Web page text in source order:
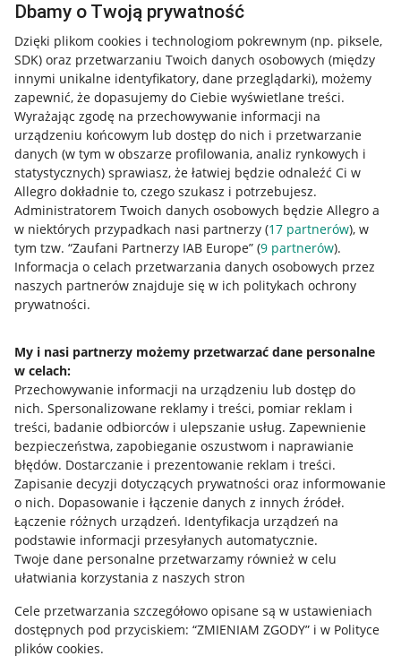
Dbamy o Twoją prywatność
Dzięki plikom cookies i technologiom pokrewnym (np. piksele,
SDK) oraz przetwarzaniu Twoich danych osobowych (między
innymi unikalne identyfikatory, dane przeglądarki), możemy
zapewnić, że dopasujemy do Ciebie wyświetlane treści.
Wyrażając zgodę na przechowywanie informacji na
urządzeniu końcowym lub dostęp do nich i przetwarzanie
danych (w tym w obszarze profilowania, analiz rynkowych i
statystycznych) sprawiasz, że łatwiej będzie odnaleźć Ci w
Allegro dokładnie to, czego szukasz i potrzebujesz.
Administratorem Twoich danych osobowych będzie Allegro a
w niektórych przypadkach nasi partnerzy (17 partnerów), w
tym tzw. “Zaufani Partnerzy IAB Europe” (9 partnerów).
Informacja o celach przetwarzania danych osobowych przez
naszych partnerów znajduje się w ich politykach ochrony
prywatności.
My i nasi partnerzy możemy przetwarzać dane personalne
w celach:
Przechowywanie informacji na urządzeniu lub dostęp do
nich. Spersonalizowane reklamy i treści, pomiar reklam i
treści, badanie odbiorców i ulepszanie usług. Zapewnienie
bezpieczeństwa, zapobieganie oszustwom i naprawianie
błędów. Dostarczanie i prezentowanie reklam i treści.
Zapisanie decyzji dotyczących prywatności oraz informowanie
o nich. Dopasowanie i łączenie danych z innych źródeł.
Łączenie różnych urządzeń. Identyfikacja urządzeń na
podstawie informacji przesyłanych automatycznie.
Twoje dane personalne przetwarzamy również w celu
ułatwiania korzystania z naszych stron
Cele przetwarzania szczegółowo opisane są w ustawieniach
dostępnych pod przyciskiem: “ZMIENIAM ZGODY” i w Polityce
plików cookies.
Przydatne informacje
Jak to działa
Allegro Gadane dla sprzedających
Allegro Gadane dla kupujących
Mapa miejscowości
Informacje prawne
Regulamin
Polityka plików "cookies"
Ustawienia plików "cookies"
Udostępnianie lokalizacji
Informacje dla Aktu o Usługach Cyfrowych